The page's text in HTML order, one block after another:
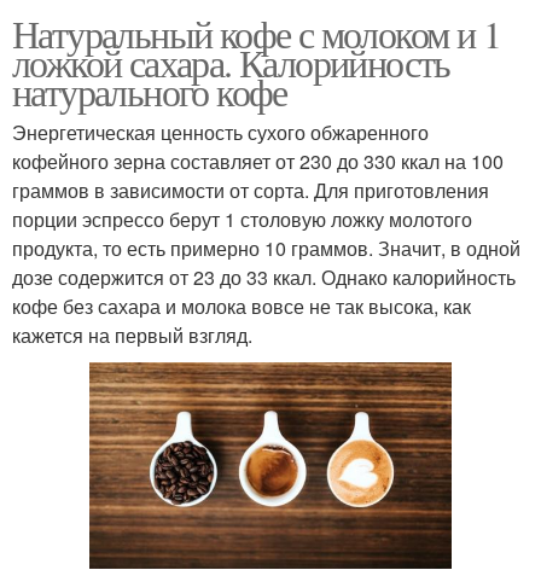
Натуральный кофе с молоком и 1
ложкой сахара. Калорийность
натурального кофе
Энергетическая ценность сухого обжаренного
кофейного зерна составляет от 230 до 330 ккал на 100
граммов в зависимости от сорта. Для приготовления
порции эспрессо берут 1 столовую ложку молотого
продукта, то есть примерно 10 граммов. Значит, в одной
дозе содержится от 23 до 33 ккал. Однако калорийность
кофе без сахара и молока вовсе не так высока, как
кажется на первый взгляд.